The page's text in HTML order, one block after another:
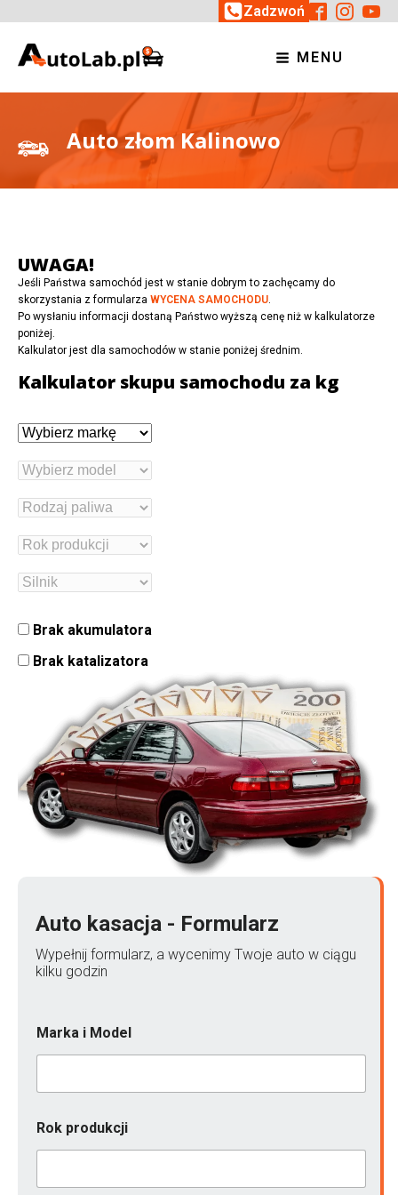
Zadzwoń
MENU
Auto złom Kalinowo
UWAGA!
Jeśli Państwa samochód jest w stanie dobrym to zachęcamy do
skorzystania z formularza WYCENA SAMOCHODU.
Po wysłaniu informacji dostaną Państwo wyższą cenę niż w kalkulatorze
poniżej.
Kalkulator jest dla samochodów w stanie poniżej średnim.
Kalkulator skupu samochodu za kg
Brak akumulatora
Brak katalizatora
Auto kasacja - Formularz
Wypełnij formularz, a wycenimy Twoje auto w ciągu
kilku godzin
Marka i Model
o
k
l
Rok produkcji